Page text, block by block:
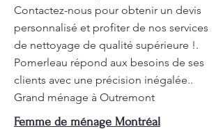
Contactez-nous pour obtenir un devis
personnalisé et profiter de nos services
de nettoyage de qualité supérieure !.
Pomerleau répond aux besoins de ses
clients avec une précision inégalée..
Grand ménage à Outremont
Femme de ménage Montréal